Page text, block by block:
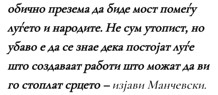
обично презема да биде мост помеѓу
луѓето и народите. Не сум утопист, но
убаво е да се знае дека постојат луѓе
што создаваат работи што можат да ви
го стоплат срцето –изјави Манчевски.